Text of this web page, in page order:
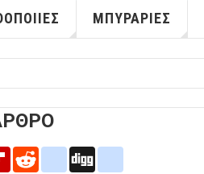
ΜΠΥΡΑΡΙΕΣ
FlipboardRedditdelicious